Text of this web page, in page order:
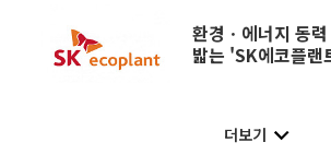
환경ㆍ에너지 동
밟는 'SK에코플
더보기